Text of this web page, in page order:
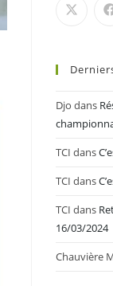
Djo dans
TCI dans
TCI dans
TCI dans
16/03/2024
Chauvière